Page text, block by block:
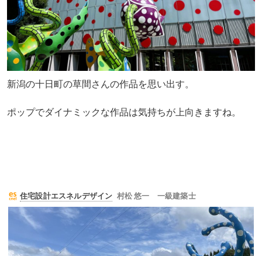
新潟の十日町の草間さんの作品を思い出す。
ポップでダイナミックな作品は気持ちが上向きますね。